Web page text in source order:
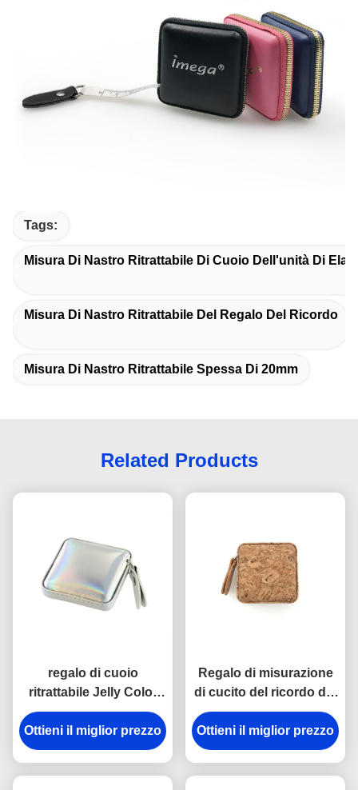
Tags:
Misura Di Nastro Ritrattabile Di Cuoio Dell'unità Di
Misura Di Nastro Ritrattabile Del Regalo Del Ricordo
Misura Di Nastro Ritrattabile Spessa Di 20mm
Related Products
regalo di cuoio
ritrattabile Jelly Color
del ricordo dell'unità di
elaborazione di misura
di nastro di 15mm
Ottieni il miglior prezzo
Regalo di misurazione
di cucito del ricordo del
quadrato 15mm
dell'ABS dell'unità di
elaborazione del nastro
Ottieni il miglior prezzo